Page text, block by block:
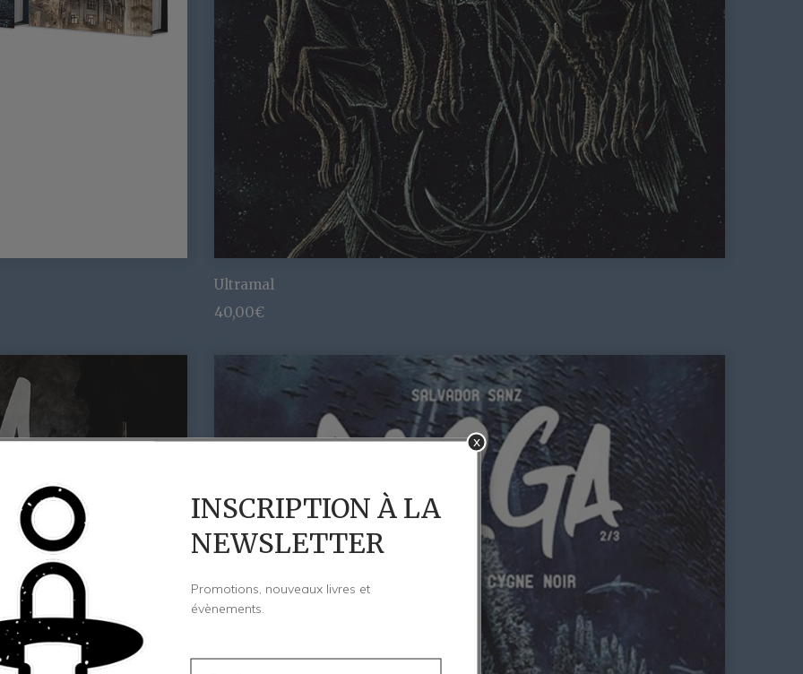
Ultramal
40,00€
x
INSCRIPTION À LA
NEWSLETTER
Promotions, nouveaux livres et
évènements.